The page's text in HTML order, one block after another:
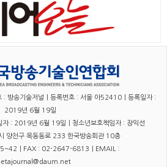
: 방송기술저널｜등록번호 : 서울 아52410｜등록일자 :
2019년 6월 19일
자 : 2019년 6월 19일｜청소년보호책임자 : 장익선
양천구 목동동로 233 한국방송회관 10층
｜FAX : 02-2647-6813｜EMAIL :